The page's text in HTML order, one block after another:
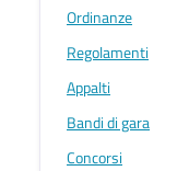
Ordinanze
Regolamenti
Appalti
Bandi di gara
Concorsi